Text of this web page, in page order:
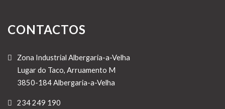
CONTACTOS
Zona Industrial Albergaria-a-Velha
Lugar do Taco, Arruamento M
3850-184 Albergaria-a-Velha
234 249 190